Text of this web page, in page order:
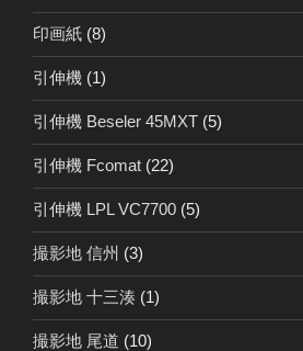
印画紙 (8)
引伸機 (1)
引伸機 Beseler 45MXT (5)
引伸機 Fcomat (22)
引伸機 LPL VC7700 (5)
撮影地 信州 (3)
撮影地 十三湊 (1)
撮影地 尾道 (10)